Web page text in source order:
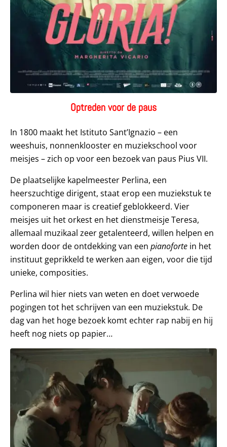
Optreden voor de paus
In 1800 maakt het Istituto Sant’Ignazio – een
weeshuis, nonnenklooster en muziekschool voor
meisjes – zich op voor een bezoek van paus Pius VII.
De plaatselijke kapelmeester Perlina, een
heerszuchtige dirigent, staat erop een muziekstuk te
componeren maar is creatief geblokkeerd. Vier
meisjes uit het orkest en het dienstmeisje Teresa,
allemaal muzikaal zeer getalenteerd, willen helpen en
worden door de ontdekking van een pianoforte in het
instituut geprikkeld te werken aan eigen, voor die tijd
unieke, composities.
Perlina wil hier niets van weten en doet verwoede
pogingen tot het schrijven van een muziekstuk. De
dag van het hoge bezoek komt echter rap nabij en hij
heeft nog niets op papier…